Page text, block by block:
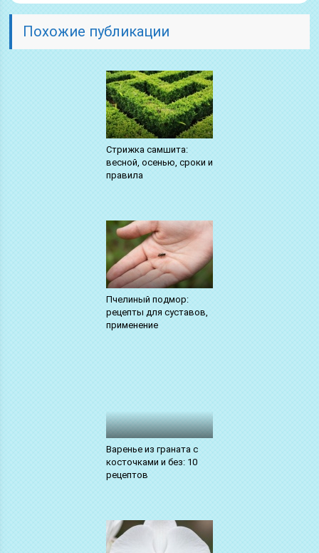
Похожие публикации
Стрижка самшита:
весной, осенью, сроки и
правила
Пчелиный подмор:
рецепты для суставов,
применение
Варенье из граната с
косточками и без: 10
рецептов